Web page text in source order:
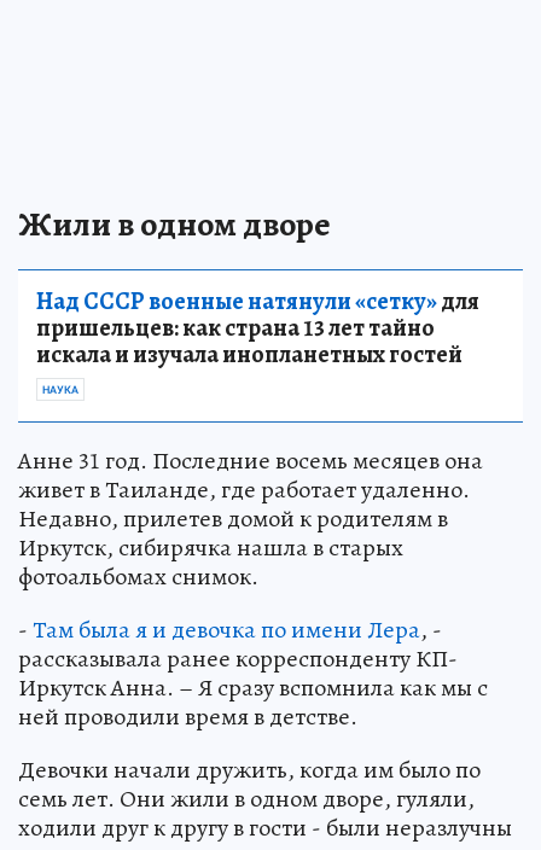
Жили в одном дворе
Над СССР военные натянули «сетку»для
пришельцев: как страна 13 лет тайно
искала и изучала инопланетных гостей
НАУКА
Анне 31 год. Последние восемь месяцев она
живет в Таиланде, где работает удаленно.
Недавно, прилетев домой к родителям в
Иркутск, сибирячка нашла в старых
фотоальбомах снимок.
-Там была я и девочка по имени Лера, -
рассказывала ранее корреспонденту КП-
Иркутск Анна. – Я сразу вспомнила как мы с
ней проводили время в детстве.
Девочки начали дружить, когда им было по
семь лет. Они жили в одном дворе, гуляли,
ходили друг к другу в гости - были неразлучны